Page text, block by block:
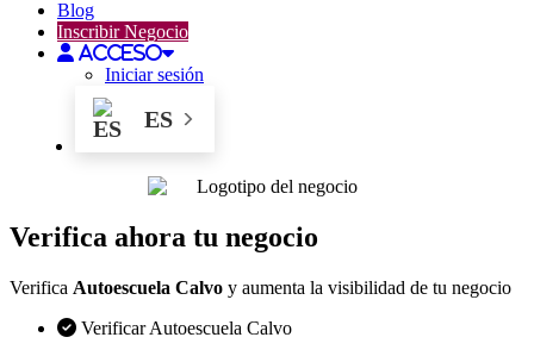
Blog
Inscribir Negocio
Acceso
Iniciar sesión
ES
Verifica ahora tu negocio
Verifica Autoescuela Calvo y aumenta la visibilidad de tu negocio
Verificar Autoescuela Calvo